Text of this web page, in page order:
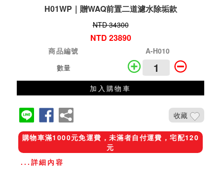
H01WP｜贈WAQ前置二道濾水除垢款
NTD 34300
NTD 23890
商品編號
A-H010
數量
加入購物車
收藏
購物車滿1000元免運費，未滿者自付運費，宅配120
元
...詳細內容